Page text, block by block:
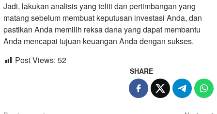
Jadi, lakukan analisis yang teliti dan pertimbangan yang
matang sebelum membuat keputusan investasi Anda, dan
pastikan Anda memilih reksa dana yang dapat membantu
Anda mencapai tujuan keuangan Anda dengan sukses.
Post Views: 52
SHARE